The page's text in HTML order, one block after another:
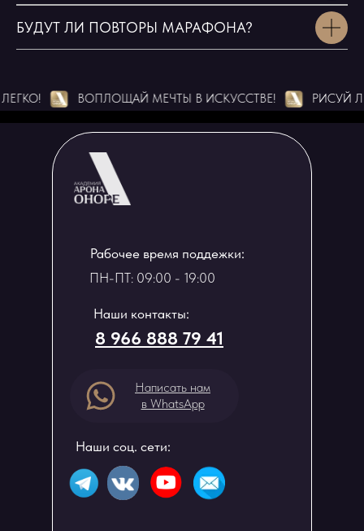
БУДУТ ЛИ ПОВТОРЫ МАРАФОНА?
ВОПЛОЩАЙ МЕЧТЫ В ИСКУССТВЕ! РИСУЙ ЛЕГКО!
Рабочее время поддежки:
ПН-ПТ: 09:00 - 19:00
Наши контакты:
Написать нам
в WhatsApp
8 966 888 79 41
Наши соц. сети: